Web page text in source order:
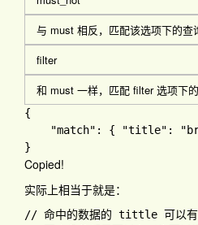
与 must 相反，匹配该选项下的查
filter
和 must 一样，匹配 filter 选项下
{
"match" : { "title" :
Copied!
实际上相当于就是：